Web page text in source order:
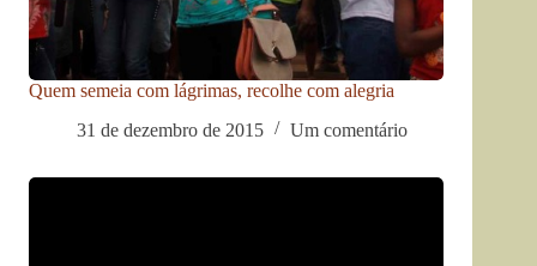
Quem semeia com lágrimas, recolhe com alegria
31 de dezembro de 2015
Um comentário